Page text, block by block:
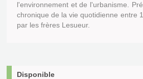
l'environnement et de l'urbanisme.
chronique de la vie quotidienne entre
par les frères Lesueur.
Disponible